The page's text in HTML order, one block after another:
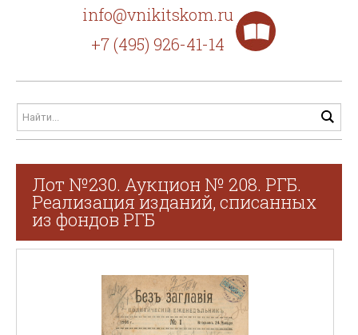
info@vnikitskom.ru
+7 (495) 926-41-14
Лот №230. Аукцион № 208. РГБ.
Реализация изданий, списанных
из фондов РГБ